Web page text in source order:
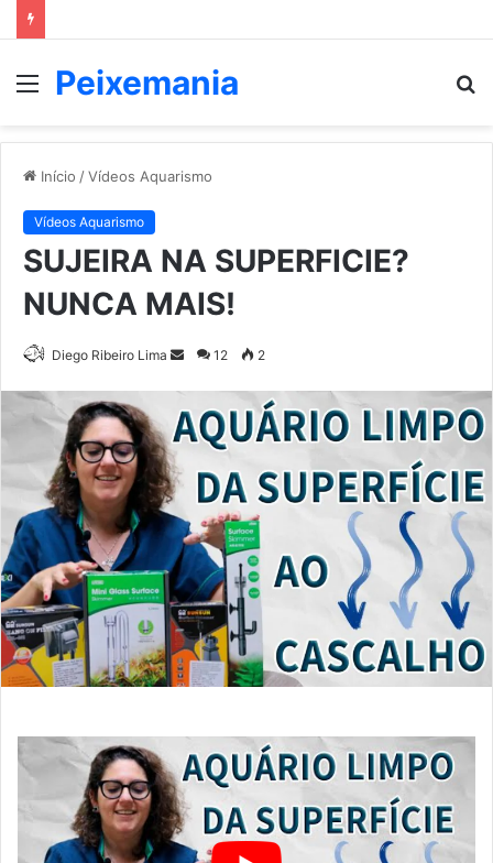
Menu
Peixemania
Início /Vídeos Aquarismo
Vídeos Aquarismo
SUJEIRA NA SUPERFICIE?
NUNCA MAIS!
Diego Ribeiro Lima
Mande
e-
mail
12 2